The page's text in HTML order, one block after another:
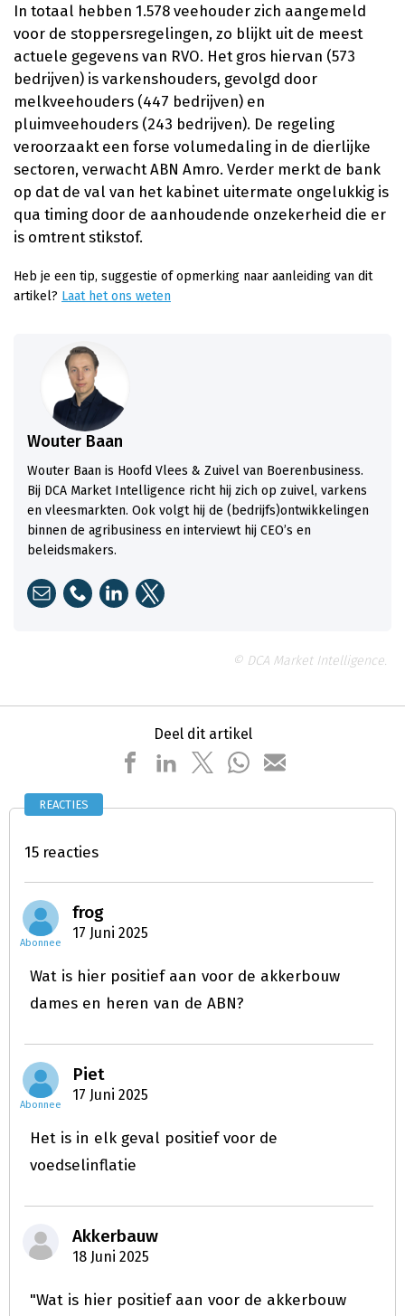
In totaal hebben 1.578 veehouder zich aangemeld
voor de stoppersregelingen, zo blijkt uit de meest
actuele gegevens van RVO. Het gros hiervan (573
bedrijven) is varkenshouders, gevolgd door
melkveehouders (447 bedrijven) en
pluimveehouders (243 bedrijven). De regeling
veroorzaakt een forse volumedaling in de dierlijke
sectoren, verwacht ABN Amro. Verder merkt de bank
op dat de val van het kabinet uitermate ongelukkig is
qua timing door de aanhoudende onzekerheid die er
is omtrent stikstof.
Heb je een tip, suggestie of opmerking naar aanleiding van dit
artikel? Laat het ons weten
Wouter Baan
Wouter Baan is Hoofd Vlees & Zuivel van Boerenbusiness.
Bij DCA Market Intelligence richt hij zich op zuivel, varkens
en vleesmarkten. Ook volgt hij de (bedrijfs)ontwikkelingen
binnen de agribusiness en interviewt hij CEO’s en
beleidsmakers.
© DCA Market Intelligence.
Deel dit artikel
REACTIES
15 reacties
Abonnee
frog
17 Juni 2025
Wat is hier positief aan voor de akkerbouw
dames en heren van de ABN?
Abonnee
Piet
17 Juni 2025
Het is in elk geval positief voor de
voedselinflatie
Akkerbauw
18 Juni 2025
"Wat is hier positief aan voor de akkerbouw